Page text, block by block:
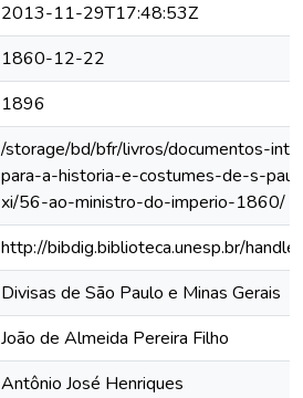
2013-11-29T17:48:53Z
1860-12-22
1896
/storage/bd/bfr/livros/documentos-
para-a-historia-e-costumes-de-s-
xi/56-ao-ministro-do-imperio-1860/
http://bibdig.biblioteca.unesp.br/
Divisas de São Paulo e Minas Gerais
João de Almeida Pereira Filho
Antônio José Henriques